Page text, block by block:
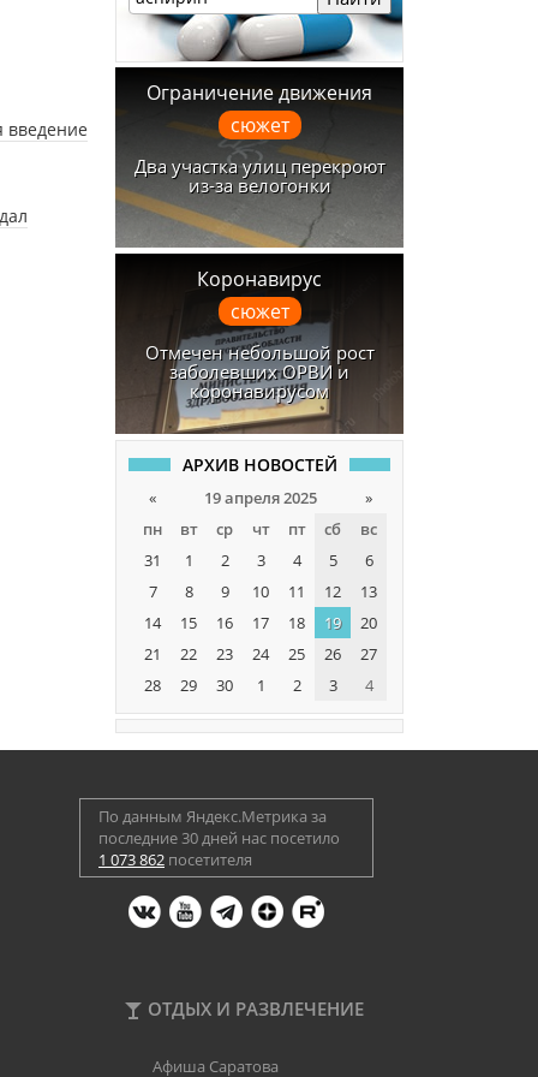
введение
Ограничение движения
сюжет
Два участка улиц перекроют
из-за велогонки
Коронавирус
сюжет
Отмечен небольшой рост
заболевших ОРВИ и
коронавирусом
АРХИВ НОВОСТЕЙ
« 19 апреля 2025
»
пн
вт ср чт пт сб
вс
31
1 2 3 4 5
6
7
8 9 10 11 12
13
14
15 16 17 18 19
20
21
22 23 24 25 26
27
28
29 30 1 2 3 4
По данным Яндекс.Метрика за
последние 30 дней нас посетило
1 073 862 посетителя
ОТДЫХ И РАЗВЛЕЧЕНИЕ
Афиша Саратова